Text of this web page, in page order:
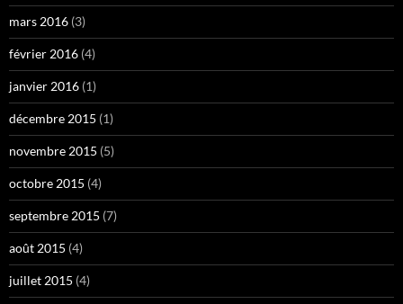
mars 2016 (3)
février 2016 (4)
janvier 2016 (1)
décembre 2015 (1)
novembre 2015 (5)
octobre 2015 (4)
septembre 2015 (7)
août 2015 (4)
juillet 2015 (4)